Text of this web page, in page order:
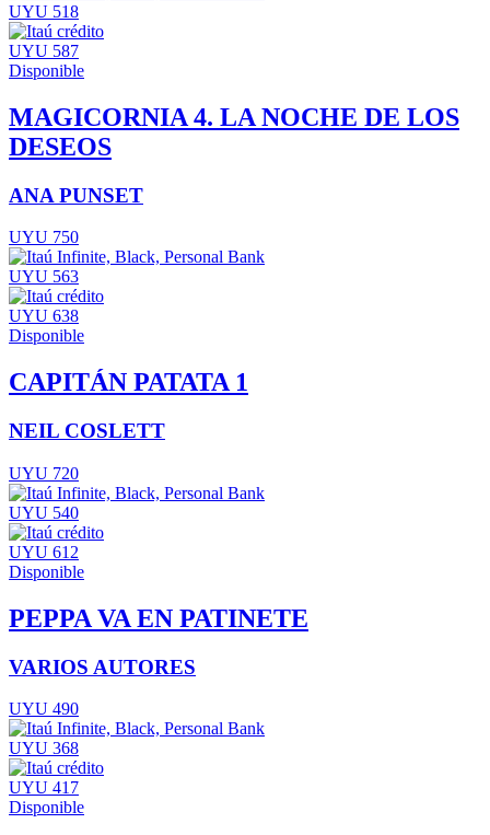
UYU 518
UYU 587
Disponible
MAGICORNIA 4. LA NOCHE DE LOS
DESEOS
ANA PUNSET
UYU 750
UYU 563
UYU 638
Disponible
CAPITÁN PATATA 1
NEIL COSLETT
UYU 720
UYU 540
UYU 612
Disponible
PEPPA VA EN PATINETE
VARIOS AUTORES
UYU 490
UYU 368
UYU 417
Disponible